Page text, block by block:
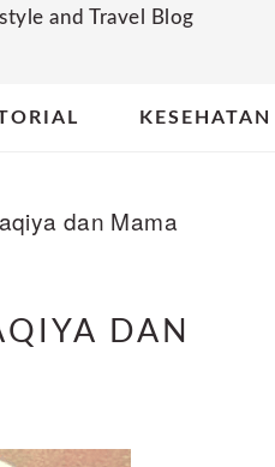
and Travel Blog
KESEHATAN
dan Mama
DAN